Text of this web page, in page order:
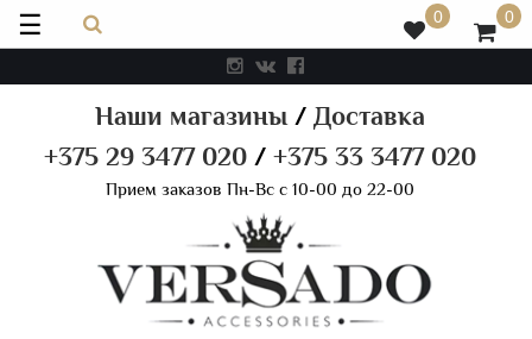
Наши магазины/Доставка
+375 29 3477 020/+375 33 3477 020
Прием заказов Пн-Вс с 10-00 до 22-00
0 0
☰